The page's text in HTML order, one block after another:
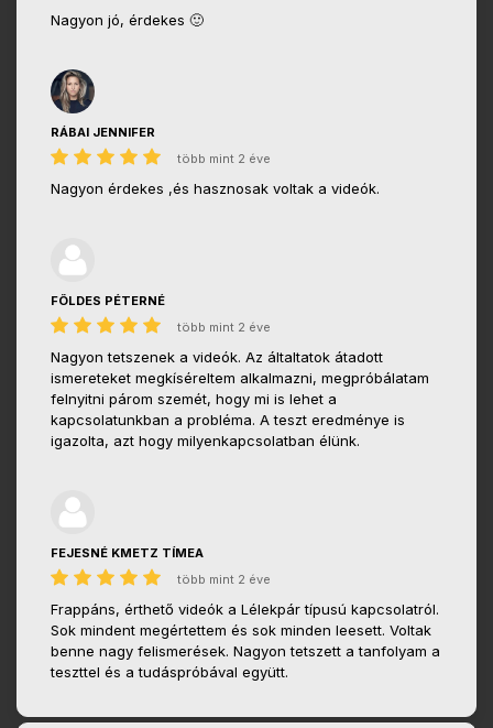
Nagyon jó, érdekes 🙂
RÁBAI JENNIFER
több mint 2 éve
Nagyon érdekes ,és hasznosak voltak a videók.
FÖLDES PÉTERNÉ
több mint 2 éve
Nagyon tetszenek a videók. Az általtatok átadott
ismereteket megkíséreltem alkalmazni, megpróbálatam
felnyitni párom szemét, hogy mi is lehet a
kapcsolatunkban a probléma. A teszt eredménye is
igazolta, azt hogy milyenkapcsolatban élünk.
FEJESNÉ KMETZ TÍMEA
több mint 2 éve
Frappáns, érthető videók a Lélekpár típusú kapcsolatról.
Sok mindent megértettem és sok minden leesett. Voltak
benne nagy felismerések. Nagyon tetszett a tanfolyam a
teszttel és a tudáspróbával együtt.